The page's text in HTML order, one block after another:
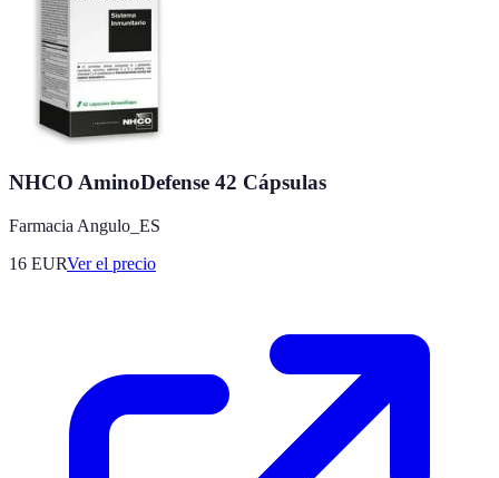
NHCO AminoDefense 42 Cápsulas
Farmacia Angulo_ES
16 EURVer el precio